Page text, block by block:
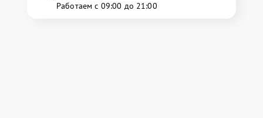
Работаем с 09:00 до 21:00